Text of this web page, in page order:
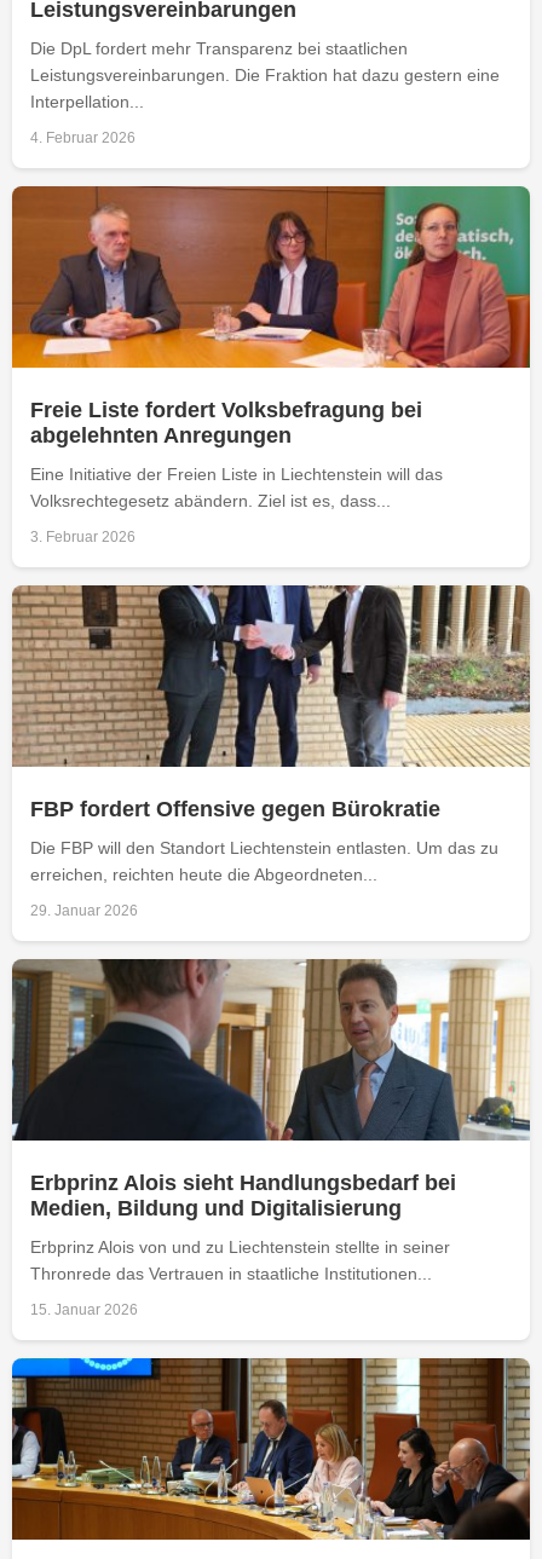
Leistungsvereinbarungen
Die DpL fordert mehr Transparenz bei staatlichen
Leistungsvereinbarungen. Die Fraktion hat dazu gestern eine
Interpellation...
4. Februar 2026
Freie Liste fordert Volksbefragung bei
abgelehnten Anregungen
Eine Initiative der Freien Liste in Liechtenstein will das
Volksrechtegesetz abändern. Ziel ist es, dass...
3. Februar 2026
FBP fordert Offensive gegen Bürokratie
Die FBP will den Standort Liechtenstein entlasten. Um das zu
erreichen, reichten heute die Abgeordneten...
29. Januar 2026
Erbprinz Alois sieht Handlungsbedarf bei
Medien, Bildung und Digitalisierung
Erbprinz Alois von und zu Liechtenstein stellte in seiner
Thronrede das Vertrauen in staatliche Institutionen...
15. Januar 2026